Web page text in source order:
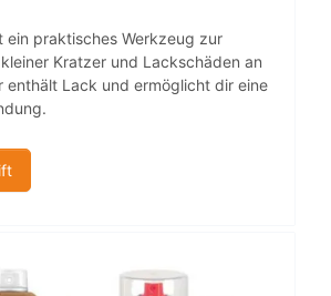
ein praktisches Werkzeug zur
Kratzer und Lackschäden an
enthält Lack und ermöglicht dir eine